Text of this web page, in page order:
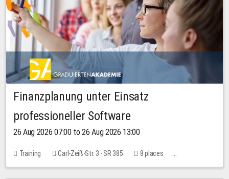
Finanzplanung unter Einsatz
professioneller Software
26 Aug 2026 07:00 to 26 Aug 2026 13:00
Training Carl-Zeiß-Str. 3 - SR 385
8 places
20.00 EUR